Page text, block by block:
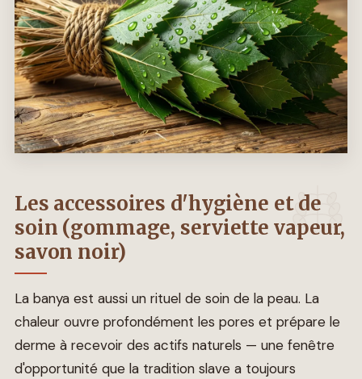
Les accessoires d'hygiène et de
soin (gommage, serviette vapeur,
savon noir)
La banya est aussi un rituel de soin de la peau. La
chaleur ouvre profondément les pores et prépare le
derme à recevoir des actifs naturels — une fenêtre
d'opportunité que la tradition slave a toujours